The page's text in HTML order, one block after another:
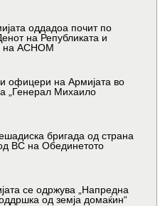
оддадоа почит по
на Републиката и
на АСНОМ
офицери на Армијата во
„Генерал Михаило
бригада од страна
ВС на Обединетото
се одржува „Напредна
од земја домаќин“